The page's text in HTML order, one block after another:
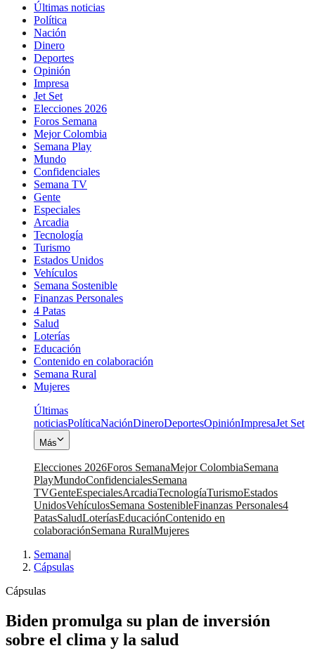
Últimas noticias
Política
Nación
Dinero
Deportes
Opinión
Impresa
Jet Set
Elecciones 2026
Foros Semana
Mejor Colombia
Semana Play
Mundo
Confidenciales
Semana TV
Gente
Especiales
Arcadia
Tecnología
Turismo
Estados Unidos
Vehículos
Semana Sostenible
Finanzas Personales
4 Patas
Salud
Loterías
Educación
Contenido en colaboración
Semana Rural
Mujeres
Últimas
noticiasPolíticaNaciónDineroDeportesOpiniónImpresaJet Set
Más
Elecciones 2026Foros SemanaMejor ColombiaSemana
PlayMundoConfidencialesSemana
TVGenteEspecialesArcadiaTecnologíaTurismoEstados
UnidosVehículosSemana SostenibleFinanzas Personales4
PatasSaludLoteríasEducaciónContenido en
colaboraciónSemana RuralMujeres
Semana|
Cápsulas
Cápsulas
Biden promulga su plan de inversión
sobre el clima y la salud